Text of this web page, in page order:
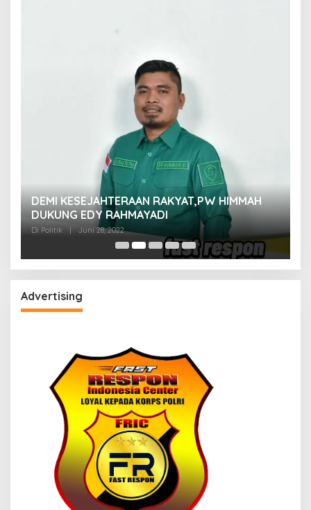
DEMI KESEJAHTERAAN RAKYAT,PW HIMMAH
DUKUNG EDY RAHMAYADI
Di Politik | Juni 28, 2022
Advertising